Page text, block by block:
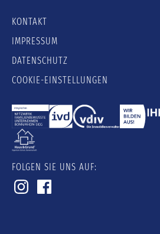
KONTAKT
IMPRESSUM
DATENSCHUTZ
COOKIE-EINSTELLUNGEN
FOLGEN SIE UNS AUF: